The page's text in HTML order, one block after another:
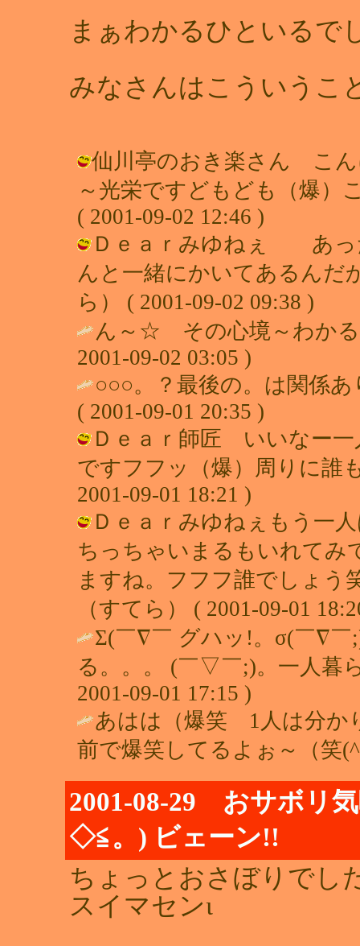
まぁわかるひといるで
みなさんはこういうこ
仙川亭のおき楽さん こん
～光栄ですどもども（爆）
( 2001-09-02 12:46 )
Ｄｅａｒみゆねぇ あっ
んと一緒にかいてあるんだ
ら） ( 2001-09-02 09:38 )
ん～☆ その心境～わか
2001-09-02 03:05 )
○○○。？最後の。は関係
( 2001-09-01 20:35 )
Ｄｅａｒ師匠 いいなー一
ですフフッ（爆）周りに誰
2001-09-01 18:21 )
Ｄｅａｒみゆねぇもう一
ちっちゃいまるもいれてみ
ますね。フフフ誰でしょう
（すてら） ( 2001-09-01
Σ(￣∇￣ グハッ!。σ(￣∇
る。。。 (￣▽￣;)。一人暮
2001-09-01 17:15 )
あはは（爆笑 1人は分か
前で爆笑してるよぉ～（笑
2001-08-29 おサボリ
◇≦。) ビェーン!!
ちょっとおさぼりでし
スイマセンι